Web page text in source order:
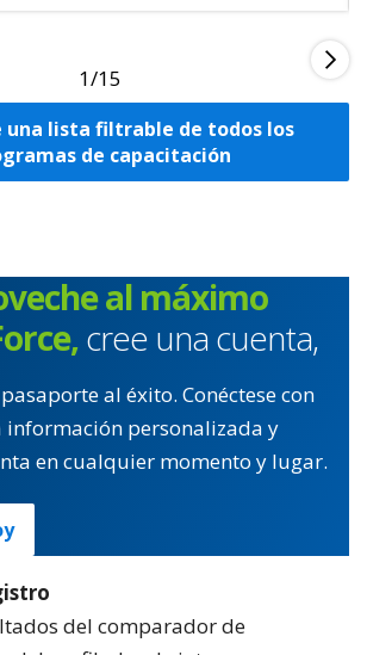
1
una lista filtrable de todos los
de capacitación
al máximo
cree una cuenta,
al éxito. Conéctese con
información personalizada y
en cualquier momento y lugar.
del comparador de